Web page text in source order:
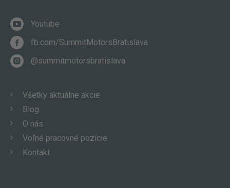
Youtube
fb.com/SummitMotorsBratislava
@summitmotorsbratislava
Všetky aktuálne akcie
Blog
O nás
Voľné pracovné pozície
Kontakt